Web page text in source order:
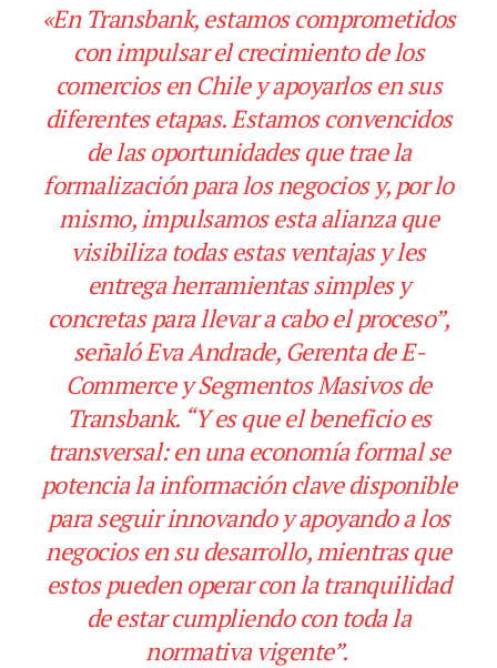
«En Transbank, estamos comprometidos
con impulsar el crecimiento de los
comercios en Chile y apoyarlos en sus
diferentes etapas. Estamos convencidos
de las oportunidades que trae la
formalización para los negocios y, por lo
mismo, impulsamos esta alianza que
visibiliza todas estas ventajas y les
entrega herramientas simples y
concretas para llevar a cabo el proceso”,
señaló Eva Andrade, Gerenta de E-
Commerce y Segmentos Masivos de
Transbank. “Y es que el beneficio es
transversal: en una economía formal se
potencia la información clave disponible
para seguir innovando y apoyando a los
negocios en su desarrollo, mientras que
estos pueden operar con la tranquilidad
de estar cumpliendo con toda la
normativa vigente”.